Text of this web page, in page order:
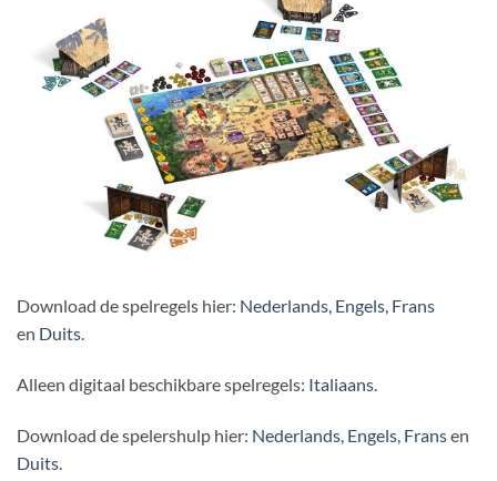
Download de spelregels hier: Nederlands, Engels, Frans
en Duits.
Alleen digitaal beschikbare spelregels: Italiaans.
Download de spelershulp hier: Nederlands, Engels, Fransen
Duits.